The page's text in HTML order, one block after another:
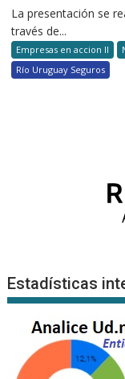
La presentación se
través de...
Empresas en accion II
Río Uruguay Seguros
Estadísticas